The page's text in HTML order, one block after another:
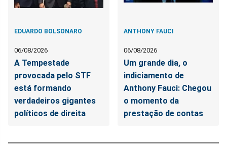
EDUARDO BOLSONARO
06/08/2026
A Tempestade
provocada pelo STF
está formando
verdadeiros gigantes
políticos de direita
ANTHONY FAUCI
06/08/2026
Um grande dia, o
indiciamento de
Anthony Fauci: Chegou
o momento da
prestação de contas